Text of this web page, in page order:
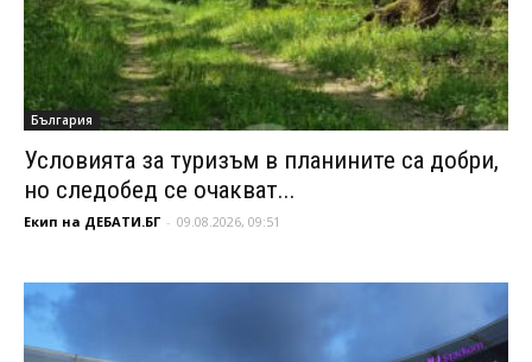
България
Условията за туризъм в планините са добри,
но следобед се очакват...
Екип на ДЕБАТИ.БГ - 09.08.2026, 09:51